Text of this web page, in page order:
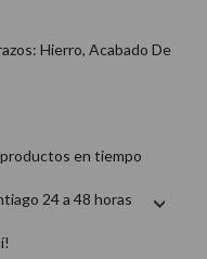
Hierro, Acabado De
en tiempo
24 a 48 horas